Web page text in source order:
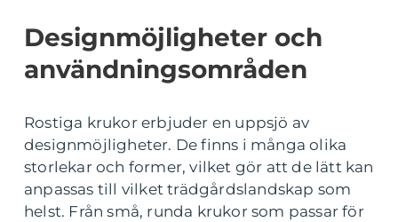
Designmöjligheter och
användningsområden
Rostiga krukor erbjuder en uppsjö av
designmöjligheter. De finns i många olika
storlekar och former, vilket gör att de lätt kan
anpassas till vilket trädgårdslandskap som
helst. Från små, runda krukor som passar för